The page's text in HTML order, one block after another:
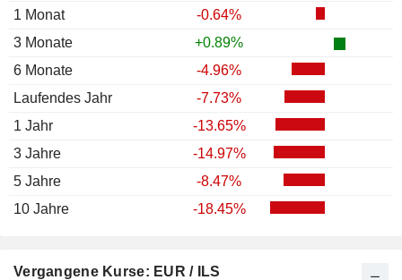
1 Monat
-0.64%
3 Monate
+0.89%
6 Monate
-4.96%
Laufendes Jahr
-7.73%
1 Jahr
-13.65%
3 Jahre
-14.97%
5 Jahre
-8.47%
10 Jahre
-18.45%
Vergangene Kurse: EUR / ILS